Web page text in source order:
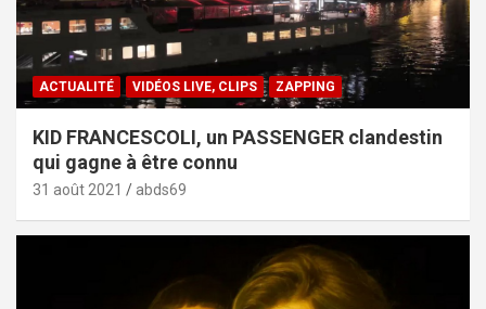
ACTUALITÉ VIDÉOS LIVE, CLIPS ZAPPING
KID FRANCESCOLI, un PASSENGER clandestin
qui gagne à être connu
31 août 2021 abds69